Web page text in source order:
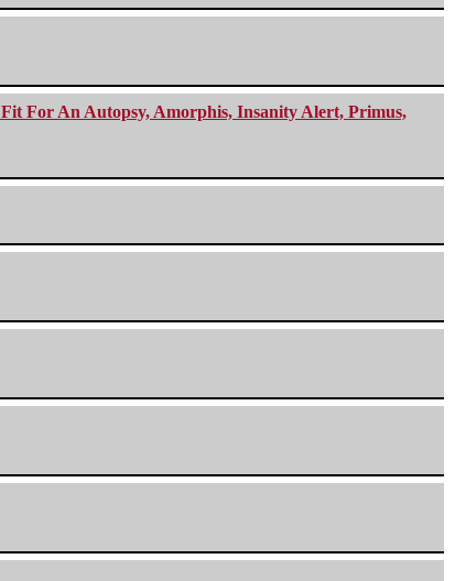
For An Autopsy, Amorphis, Insanity Alert, Primus,